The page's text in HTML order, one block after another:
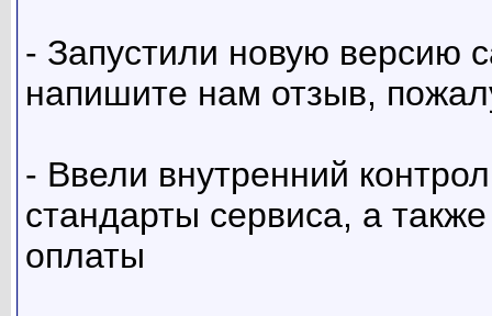
- Запустили новую версию
напишите нам отзыв,
- Ввели внутренний
стандарты сервиса, а
оплаты